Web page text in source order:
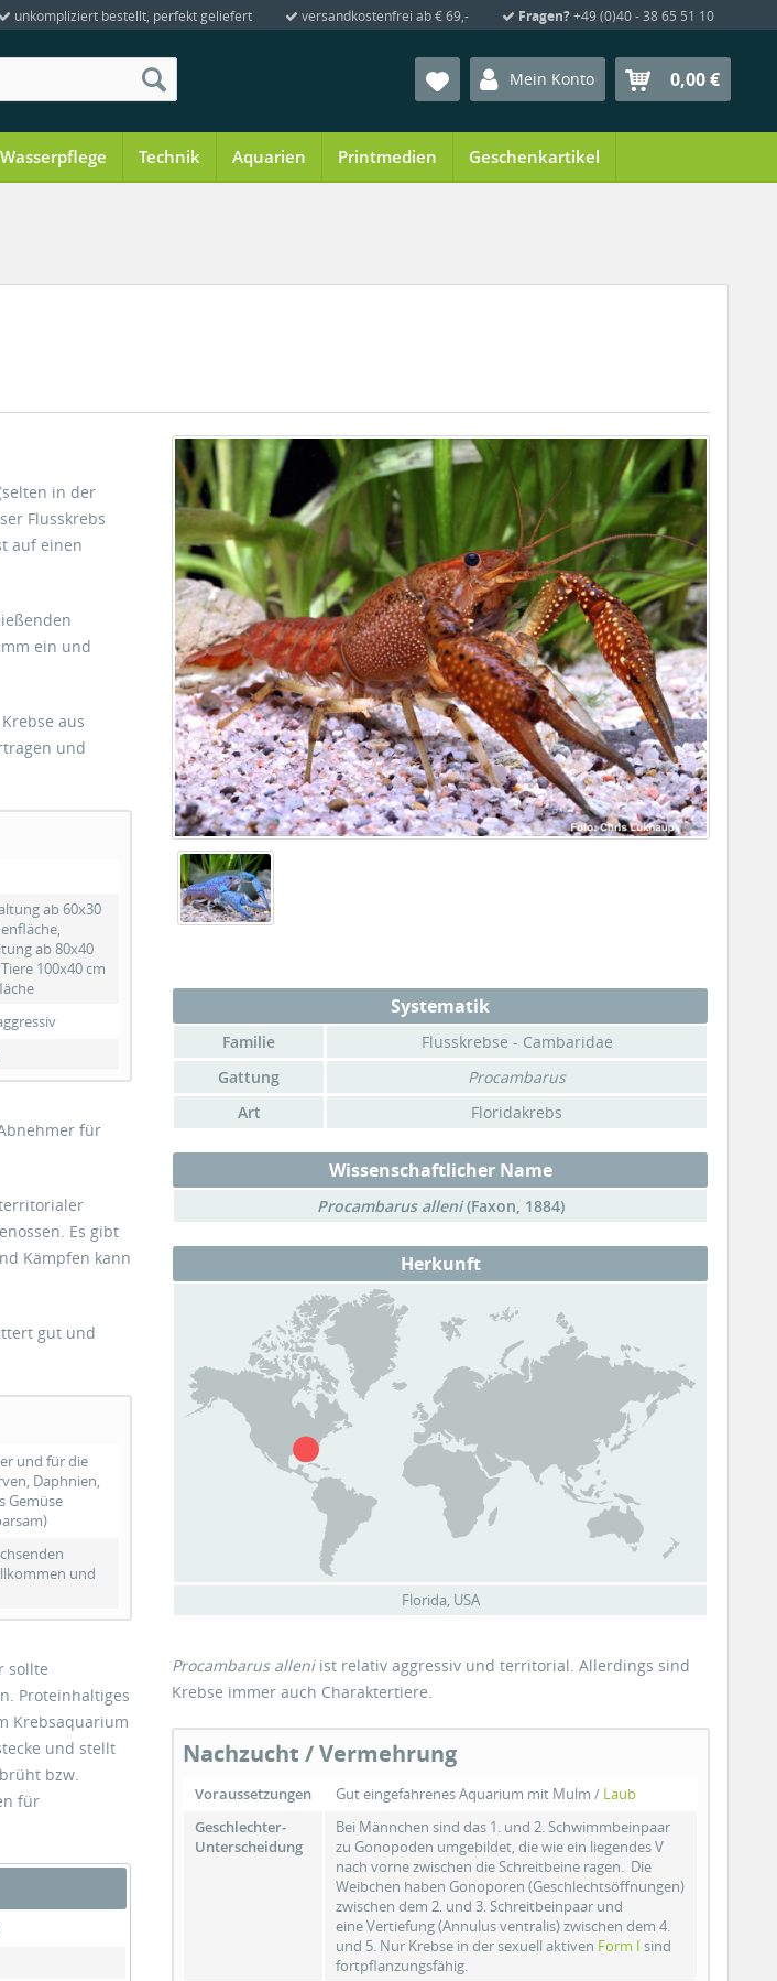
unkompliziert bestellt, perfekt geliefert versandkostenfrei ab € 69,- Fragen?+49 (0)40 - 38 65 51 10
Mein Konto 0,00 €
Wasserpflege Technik Aquarien Printmedien Geschenkartikel
in der
Flusskrebs
auf einen
ein und
aus
und
ab 60x30
ab 80x40
100x40 cm
für
Es gibt
Kämpfen kann
gut und
und für die
Daphnien,
Gemüse
und
sollte
Proteinhaltiges
Krebsaquarium
und stellt
bzw.
für
Systematik
Familie
Flusskrebse - Cambaridae
Gattung
Procambarus
Art
Floridakrebs
Wissenschaftlicher Name
Procambarus alleni(Faxon, 1884)
Herkunft
Florida, USA
Procambarus alleniist relativ aggressiv und territorial. Allerdings sind
Krebse immer auch Charaktertiere.
Nachzucht / Vermehrung
Voraussetzungen Gut eingefahrenes Aquarium mit Mulm / Laub
Geschlechter-
Unterscheidung
Bei Männchen sind das 1. und 2. Schwimmbeinpaar
zu Gonopoden umgebildet, die wie ein liegendes V
nach vorne zwischen die Schreitbeine ragen. Die
Weibchen haben Gonoporen (Geschlechtsöffnungen)
zwischen dem 2. und 3. Schreitbeinpaar und
eine Vertiefung (Annulus ventralis) zwischen dem 4.
und 5. Nur Krebse in der sexuell aktiven Form I sind
fortpflanzungsfähig.